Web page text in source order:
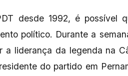
desde 1992, é possível
político. Durante a
a liderança da legenda na
do partido em